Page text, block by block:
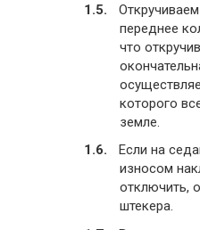
переднее
что
которого
земле.
Если на
износом
отключить,
штекера.